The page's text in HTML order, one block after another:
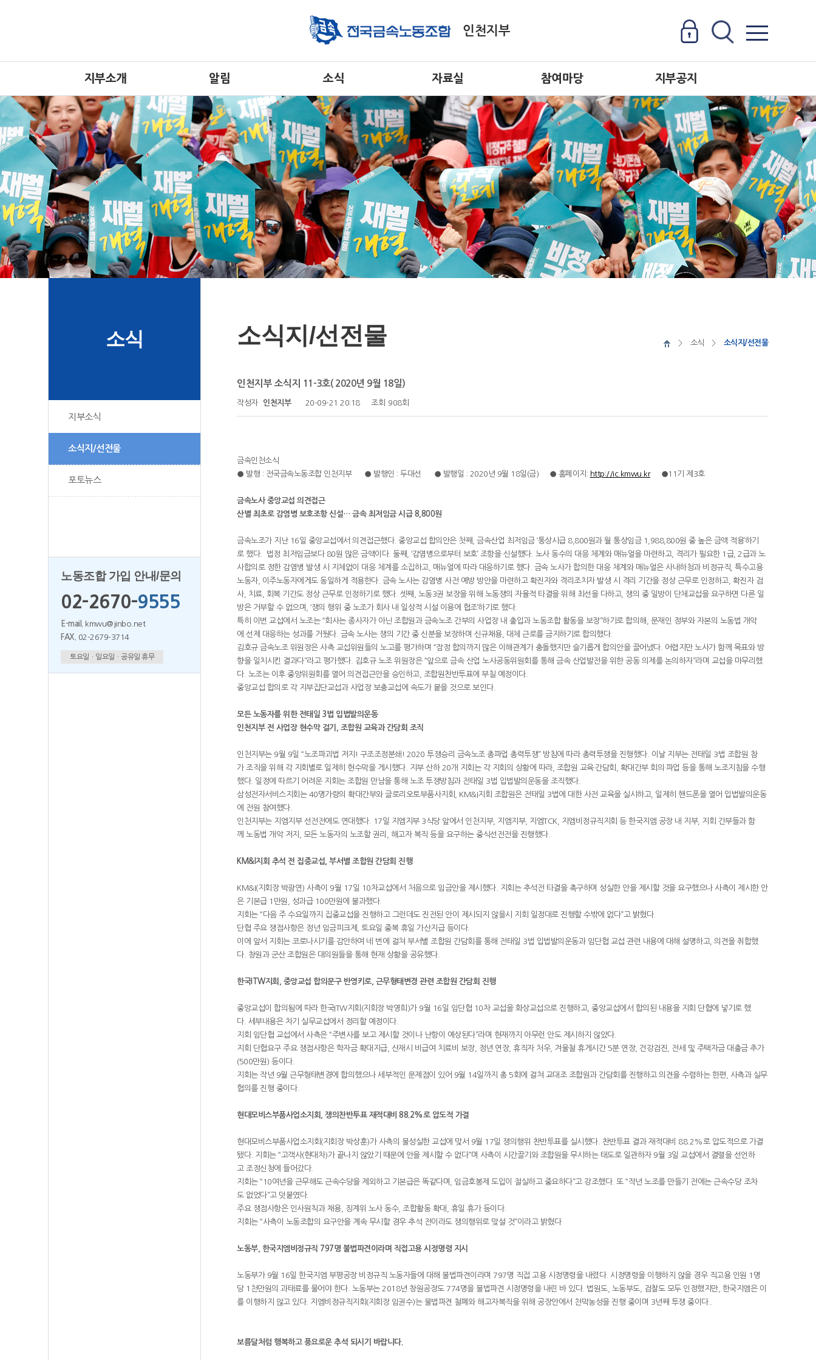
지부소개 알림 소식 자료실 참여마당 지부공지
소식
지부소식
소식지/선전물
포토뉴스
노동조합 가입 안내/문의
02-2670-9555
E-mail.
kmwu@jinbo.net
FAX.
02-2679-3714
토요일ㆍ일요일ㆍ공유일 휴무
소식지/선전물 소식 소식지/선전물
인천지부 소식지 11-3호( 2020년 9월 18일)
작성자 인천지부 20-09-21 20:18 조회 908회
금속인천소식
● 발행 : 전국금속노동조합 인천지부 ● 발행인 : 두대선 ● 발행일 : 2020년 9월 18일(금) ● 홈페이지: http://ic.kmwu.kr●11기 제3호
금속노사 중앙교섭 의견접근
산별 최초로 감염병 보호조항 신설… 금속 최저임금 시급 8,800원
금속노조가 지난 16일 중앙교섭에서 의견접근했다. 중앙교섭 합의안은 첫째, 금속산업 최저임금 ‘통상시급 8,800원과 월 통상임금 1,988,800원 중 높은 금액 적용’하기
로 했다. 법정 최저임금보다 80원 많은 금액이다. 둘째, ‘감염병으로부터 보호’ 조항을 신설했다. 노사 동수의 대응 체계와 매뉴얼을 마련하고, 격리가 필요한 1급, 2급과 노
사합의로 정한 감염병 발생 시 지체없이 대응 체계를 소집하고, 매뉴얼에 따라 대응하기로 했다. 금속 노사가 합의한 대응 체계와 매뉴얼은 사내하청과 비정규직, 특수고용
노동자, 이주노동자에게도 동일하게 적용한다. 금속 노사는 감염병 사전 예방 방안을 마련하고 확진자와 격리조치자 발생 시 격리 기간을 정상 근무로 인정하고, 확진자 검
사, 치료, 회복 기간도 정상 근무로 인정하기로 했다. 셋째, 노동3권 보장을 위해 노동쟁의 자율적 타결을 위해 최선을 다하고, 쟁의 중 일방이 단체교섭을 요구하면 다른 일
방은 거부할 수 없으며, ‘쟁의 행위 중 노조가 회사 내 일상적 시설 이용에 협조’하기로 했다.
특히 이번 교섭에서 노조는 “회사는 종사자가 아닌 조합원과 금속노조 간부의 사업장 내 출입과 노동조합 활동을 보장”하기로 합의해, 문재인 정부와 자본의 노동법 개악
에 선제 대응하는 성과를 거뒀다. 금속 노사는 쟁의 기간 중 신분을 보장하며 신규채용, 대체 근로를 금지하기로 합의했다.
김호규 금속노조 위원장은 사측 교섭위원들의 노고를 평가하며 “잠정 합의까지 많은 이해관계가 충돌했지만 슬기롭게 합의안을 끌어냈다. 어렵지만 노사가 함께 목표와 방
향을 일치시킨 결과다”라고 평가했다. 김호규 노조 위원장은 “앞으로 금속 산업 노사공동위원회를 통해 금속 산업발전을 위한 공동 의제를 논의하자”라며 교섭을 마무리했
다. 노조는 이후 중앙위원회를 열어 의견접근안을 승인하고, 조합원찬반투표에 부칠 예정이다.
중앙교섭 합의로 각 지부집단교섭과 사업장 보충교섭에 속도가 붙을 것으로 보인다.
모든 노동자를 위한 전태일 3법 입법발의운동
인천지부 전 사업장 현수막 걸기, 조합원 교육과 간담회 조직
인천지부는 9월 9일 “노조파괴법 저지! 구조조정분쇄! 2020 투쟁승리 금속노조 총파업 총력투쟁” 방침에 따라 총력투쟁을 진행했다. 이날 지부는 전태일 3법 조합원 참
가 조직을 위해 각 지회별로 일제히 현수막을 게시했다. 지부 산하 20개 지회는 각 지회의 상황에 따라, 조합원 교육·간담회, 확대간부 회의·파업 등을 통해 노조지침을 수행
했다. 일정에 따르기 어려운 지회는 조합원 만남을 통해 노조 투쟁방침과 전태일 3법 입법발의운동을 조직했다.
삼성전자서비스지회는 40명가량의 확대간부와 글로리오토부품사지회, KM&I지회 조합원은 전태일 3법에 대한 사전 교육을 실시하고, 일제히 핸드폰을 열어 입법발의운동
에 전원 참여했다.
인천지부는 지엠지부 선전전에도 연대했다. 17일 지엠지부 3식당 앞에서 인천지부, 지엠지부, 지엠TCK, 지엠비정규직지회 등 한국지엠 공장 내 지부, 지회 간부들과 함
께 노동법 개악 저지, 모든 노동자의 노조할 권리, 해고자 복직 등을 요구하는 중식선전전을 진행했다.
KM&I지회 추석 전 집중교섭, 부서별 조합원 간담회 진행
KM&I(지회장 박광연) 사측이 9월 17일 10차교섭에서 처음으로 임금안을 제시했다. 지회는 추석전 타결을 촉구하며 성실한 안을 제시할 것을 요구했으나 사측이 제시한 안
은 기본급 1만원, 성과급 100만원에 불과했다.
지회는 “다음 주 수요일까지 집중교섭을 진행하고 그런데도 진전된 안이 제시되지 않을시 지회 일정대로 진행할 수밖에 없다”고 밝혔다.
단협 주요 쟁점사항은 정년 임금피크제, 토요일 중복 휴일 가산지급 등이다.
이에 앞서 지회는 코로나시기를 감안하여 네 번에 걸쳐 부서별 조합원 간담회를 통해 전태일 3법 입법발의운동과 임단협 교섭 관련 내용에 대해 설명하고, 의견을 취합했
다. 창원과 군산 조합원은 대의원들을 통해 현재 상황을 공유했다.
한국ITW지회, 중앙교섭 합의문구 반영키로, 근무형태변경 관련 조합원 간담회 진행
중앙교섭이 합의됨에 따라 한국ITW지회(지회장 박영희)가 9월 16일 임단협 10차 교섭을 화상교섭으로 진행하고, 중앙교섭에서 합의된 내용을 지회 단협에 넣기로 했
다. 세부내용은 차기 실무교섭에서 정리할 예정이다.
지회 임단협 교섭에서 사측은 “주변사를 보고 제시할 것이나 난항이 예상된다”라며 현재까지 아무런 안도 제시하지 않았다.
지회 단협요구 주요 쟁점사항은 학자금 확대지급, 산재시 비급여 치료비 보장, 정년 연장, 휴직자 처우, 겨울철 휴게시간 5분 연장, 건강검진, 전세 및 주택자금 대출금 추가
(500만원) 등이다.
지회는 작년 9월 근무형태변경에 합의했으나 세부적인 문제점이 있어 9월 14일까지 총 5회에 걸쳐 교대조 조합원과 간담회를 진행하고 의견을 수렴하는 한편, 사측과 실무
협의를 진행 중이다.
현대모비스부품사업소지회, 쟁의찬반투표 재적대비 88.2%로 압도적 가결
현대모비스부품사업소지회(지회장 박상훈)가 사측의 불성실한 교섭에 맞서 9월 17일 쟁의행위 찬반투표를 실시했다. 찬반투표 결과 재적대비 88.2%로 압도적으로 가결
됐다. 지회는 “고객사(현대차)가 끝나지 않았기 때문에 안을 제시할 수 없다”며 사측이 시간끌기와 조합원을 무시하는 태도로 일관하자 9월 3일 교섭에서 결렬을 선언하
고 조정신청에 들어갔다.
지회는 “10여년을 근무해도 근속수당을 제외하고 기본급은 똑같다며, 임금호봉제 도입이 절실하고 중요하다”고 강조했다. 또 “작년 노조를 만들기 전에는 근속수당 조차
도 없었다”고 덧붙였다.
주요 쟁점사항은 인사원칙과 채용, 징계위 노사 동수, 조합활동 확대, 휴일 휴가 등이다.
지회는 “사측이 노동조합의 요구안을 계속 무시할 경우 추석 전이라도 쟁의행위로 맞설 것”이라고 밝혔다
노동부, 한국지엠비정규직 797명 불법파견이라며 직접고용 시정명령 지시
노동부가 9월 16일 한국지엠 부평공장 비정규직 노동자들에 대해 불법파견이라며 797명 직접 고용 시정명령을 내렸다. 시정명령을 이행하지 않을 경우 직고용 인원 1명
당 1천만원의 과태료를 물어야 한다. 노동부는 2018년 창원공장도 774명을 불법파견 시정명령을 내린 바 있다. 법원도, 노동부도, 검찰도 모두 인정했지만, 한국지엠은 이
를 이행하지 않고 있다. 지엠비정규직지회(지회장 임권수)는 불법파견 철폐와 해고자복직을 위해 공장안에서 천막농성을 진행 중이며 3년째 투쟁 중이다..
보름달처럼 행복하고 풍요로운 추석 되시기 바랍니다.